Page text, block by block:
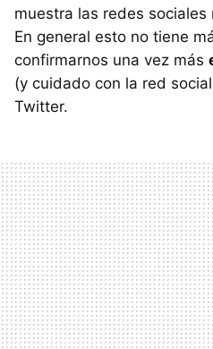
muestra las redes
En general esto no tiene
confirmarnos una vez más
(y cuidado con la red
Twitter.